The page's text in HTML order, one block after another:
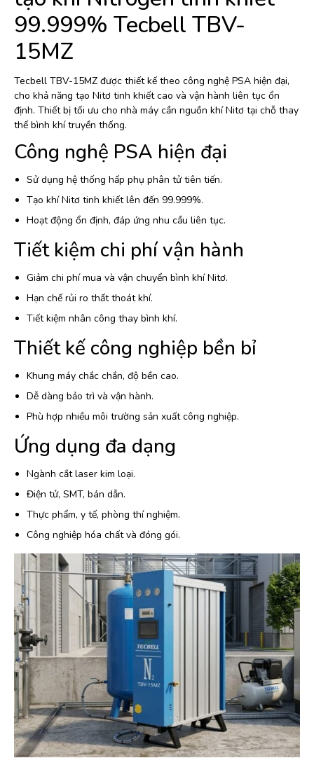
99.999% Tecbell TBV-
15MZ
Tecbell TBV-15MZ được thiết kế theo công nghệ PSA hiện đại,
cho khả năng tạo Nitơ tinh khiết cao và vận hành liên tục ổn
định. Thiết bị tối ưu cho nhà máy cần nguồn khí Nitơ tại chỗ thay
thế bình khí truyền thống.
Công nghệ PSA hiện đại
Sử dụng hệ thống hấp phụ phân tử tiên tiến.
Tạo khí Nitơ tinh khiết lên đến 99.999%.
Hoạt động ổn định, đáp ứng nhu cầu liên tục.
Tiết kiệm chi phí vận hành
Giảm chi phí mua và vận chuyển bình khí Nitơ.
Hạn chế rủi ro thất thoát khí.
Tiết kiệm nhân công thay bình khí.
Thiết kế công nghiệp bền bỉ
Khung máy chắc chắn, độ bền cao.
Dễ dàng bảo trì và vận hành.
Phù hợp nhiều môi trường sản xuất công nghiệp.
Ứng dụng đa dạng
Ngành cắt laser kim loại.
Điện tử, SMT, bán dẫn.
Thực phẩm, y tế, phòng thí nghiệm.
Công nghiệp hóa chất và đóng gói.